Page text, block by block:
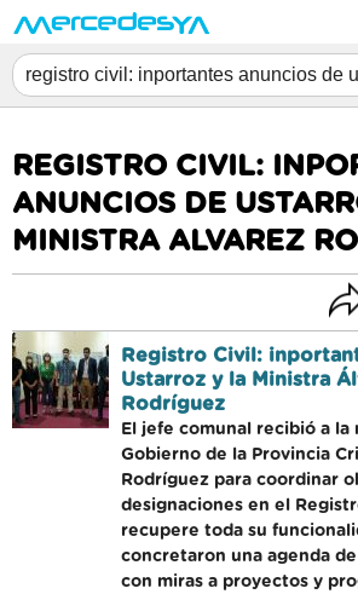
REGISTRO CIVIL:
ANUNCIOS DE
MINISTRA ALVAREZ
Registro Civil:
Ustarroz y la Ministra
Rodríguez
El jefe comunal recibió a la
Gobierno de la Provincia
Rodríguez para coordinar
designaciones en el
recupere toda su
concretaron una agenda
con miras a proyectos y